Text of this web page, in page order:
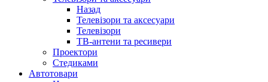
Назад
Телевізори та аксесуари
Телевізори
ТВ-антени та ресивери
Проектори
Стедиками
Автотовари